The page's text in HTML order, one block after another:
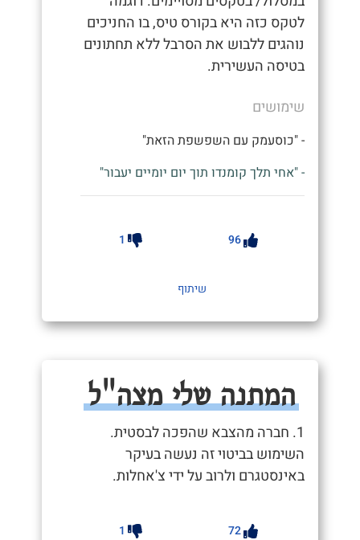
לטקס כזה היא בקורס טיס, בו החניכים
נוהגים ללבוש את הסרבל ללא תחתונים
בטיסה העשירית.
שימושים
- "כוסעמק עם השפשפת הזאת"
- "אחי תלך קומנדו תוך יום יומיים יעבור"
96
1
שיתוף
המתנה שלי מצה"ל
1. חברה מהצבא שהפכה לבסטית.
השימוש בביטוי זה נעשה בעיקר
באינסטגרם ולרוב על ידי צ'אחלות.
72
1